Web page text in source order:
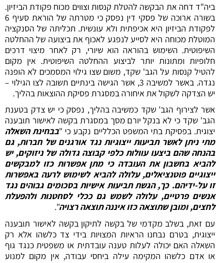
ביה"ד דחה את הבקשה להטלת קנסות וצווים מכוח פקודת הביזיון.
בשורה ארוכה של פסקי דין נפסק כי מטרתה של הוראת סעיף 6
לפקודת הביזיון היא אכיפתית ולא עונשית. תכליתה של הסנקציה
המוטלת מכוחה היא לסייע לנפגע לאכוף את ביצועה של ההחלטה
השיפוטית. השימוש בהוראה הוא שיורי, רק לאחר מיצוי דרכים
חלופיות ומתונות יותר לביצוע ההחלטה השיפוטית. אין מקום
להטיל קנסות על הגב' שקד, משום שצו גילוי המסמכים לא הופנה
נגדה. באשר למשיבה 3, אשר הגישה בינתיים תשובה לצו הגילוי –
יש הצדקה לשקול את איחורה במסגרת פסיקת ההוצאות בהליך.
אשר לצירוף הגב' שקד כמשיבה בהליך, נפסק כי יש צדק בטענת
הגב' שקד כי לא בנקל יורם מסך במסגרת בקשה לאישור תובענה
יצוגית. בפסיקת בתי המשפט הכלליים נקבע כי "בבחינת השאלה
מתי ניתן לאשר תביעות ייצוגיות נגד אורגנים של חברות, גם
בהנחה שהם ביצעו עוולות כלפי קבוצה גדולה של ניזוקים, יש
להביא בחשבון את העובדה כי מתן אפשרות כזו למבקשים
ייצוגיים פוטנציאלים, עלולה להביא לשימוש לרעה באפשרות
זו על-ידיהם. כך, הגשת תביעות אישיות בסכומים גבוהים נגד
אנשים פרטיים, עלולה לשמש גם ככלי לסחטנות ולהפעלת
לחצים, ומובן שתוצאה כזו איננה תוצאה רצויה".
עם זאת, בשלב מקדמי של בקשה לתיקון בקשה לאישור תובענה
ייצוגית, בטרם נבחנו הראיות המצויות בידי צד כלשהו אלא רק
השאלה האם יכולה לעלות טענה עובדתית או משפטית כנגד גוף
או אדם כלשהו המקימה עילה ביחסי עבודה, אין מקום למנוע